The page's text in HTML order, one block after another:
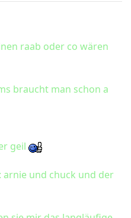
raab oder co wären
braucht man schon a
geil
und chuck und der